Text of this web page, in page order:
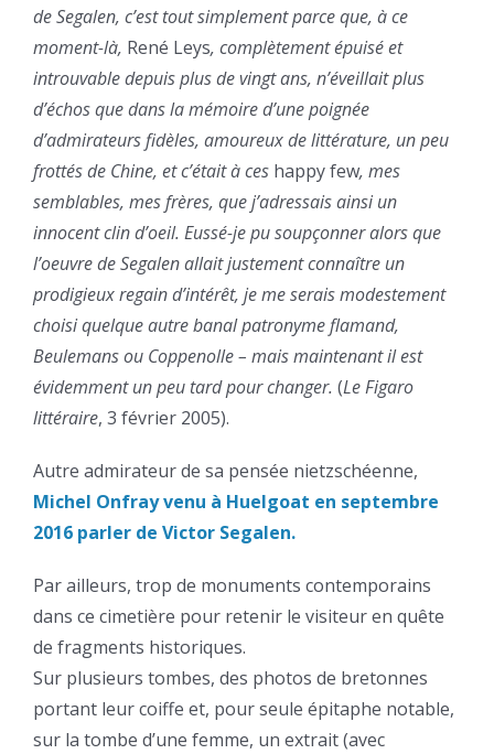
de Segalen, c’est tout simplement parce que, à ce
moment-là, René Leys, complètement épuisé et
introuvable depuis plus de vingt ans, n’éveillait plus
d’échos que dans la mémoire d’une poignée
d’admirateurs fidèles, amoureux de littérature, un peu
frottés de Chine, et c’était à ces happy few, mes
semblables, mes frères, que j’adressais ainsi un
innocent clin d’oeil. Eussé-je pu soupçonner alors que
l’oeuvre de Segalen allait justement connaître un
prodigieux regain d’intérêt, je me serais modestement
choisi quelque autre banal patronyme flamand,
Beulemans ou Coppenolle – mais maintenant il est
évidemment un peu tard pour changer. (Le Figaro
littéraire, 3 février 2005).
Autre admirateur de sa pensée nietzschéenne,
Michel Onfray venu à Huelgoat en septembre
2016 parler de Victor Segalen.
Par ailleurs, trop de monuments contemporains
dans ce cimetière pour retenir le visiteur en quête
de fragments historiques.
Sur plusieurs tombes, des photos de bretonnes
portant leur coiffe et, pour seule épitaphe notable,
sur la tombe d’une femme, un extrait (avec